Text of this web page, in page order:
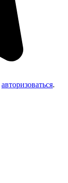
авторизоваться.